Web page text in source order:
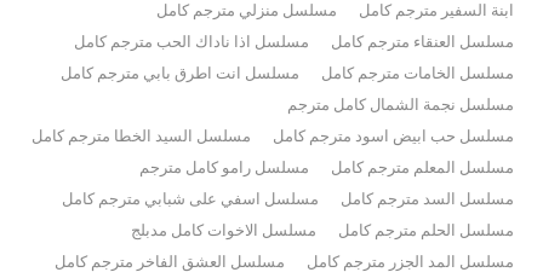
ابنة السفير مترجم كامل
مسلسل منزلي مترجم كامل
مسلسل العنقاء مترجم كامل
مسلسل اذا ناداك الحب مترجم كامل
مسلسل الخامات مترجم كامل
مسلسل انت اطرق بابي مترجم كامل
مسلسل نجمة الشمال كامل مترجم
مسلسل حب ابيض اسود مترجم كامل
مسلسل السيد الخطا مترجم كامل
مسلسل المعلم مترجم كامل
مسلسل رامو كامل مترجم
مسلسل السد مترجم كامل
مسلسل اسفي على شبابي مترجم كامل
مسلسل الحلم مترجم كامل
مسلسل الاخوات كامل مدبلج
مسلسل المد الجزر مترجم كامل
مسلسل العشق الفاخر مترجم كامل